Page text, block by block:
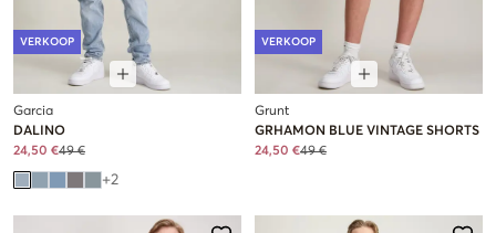
VERKOOP
Garcia
DALINO
24,50 €49 €
+2
VERKOOP
Grunt
GRHAMON BLUE VINTAGE SHORTS
24,50 €49 €